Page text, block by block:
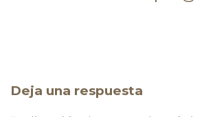
Deja una respuesta